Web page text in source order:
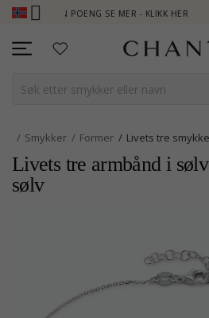
POENG SE MER - KLIKK HER
Smykker Former Livets tre
Livets tre armbånd i
sølv